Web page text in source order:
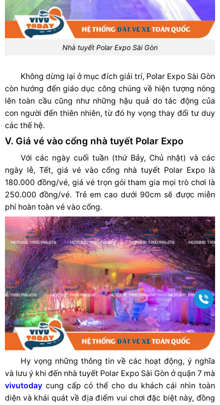
Nhà tuyết Polar Expo Sài Gòn
Không dừng lại ở mục đích giải trí, Polar Expo Sài Gòn
còn hướng đến giáo dục công chúng về hiện tượng nóng
lên toàn cầu cũng như những hậu quả do tác động của
con người đến thiên nhiên, từ đó hy vọng thay đổi tư duy
các thế hệ.
V. Giá vé vào cổng nhà tuyết Polar Expo
Với các ngày cuối tuần (thứ Bảy, Chủ nhật) và các
ngày lễ, Tết, giá vé vào cổng nhà tuyết Polar Expo là
180.000 đồng/vé, giá vé trọn gói tham gia mọi trò chơi là
250.000 đồng/vé. Trẻ em cao dưới 90cm sẽ được miễn
phí hoàn toàn vé vào cổng.
Hy vọng những thông tin về các hoạt động, ý nghĩa
và lưu ý khi đến nhà tuyết Polar Expo Sài Gòn ở quận 7 mà
vivutoday cung cấp có thể cho du khách cái nhìn toàn
diện và khái quát về địa điểm vui chơi đặc biệt này, đồng